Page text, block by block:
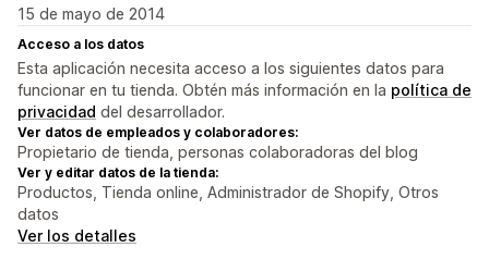
15 de mayo de 2014
Acceso a los datos
Esta aplicación necesita acceso a los siguientes datos para
funcionar en tu tienda. Obtén más información en la política de
privacidad del desarrollador.
Ver datos de empleados y colaboradores:
Propietario de tienda, personas colaboradoras del blog
Ver y editar datos de la tienda:
Productos, Tienda online, Administrador de Shopify, Otros
datos
Ver los detalles